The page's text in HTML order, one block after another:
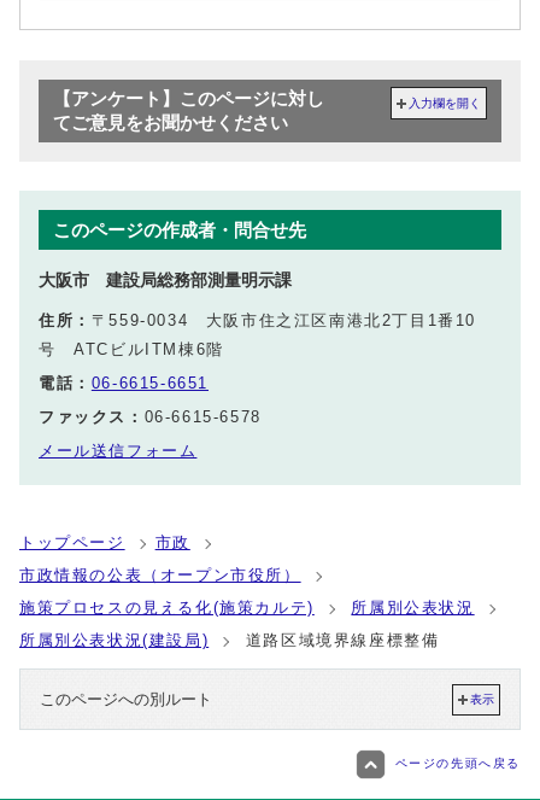
【アンケート】このページに対し
てご意見をお聞かせください
入力欄を開く
このページの作成者・問合せ先
大阪市 建設局総務部測量明示課
住所： 〒559-0034 大阪市住之江区南港北2丁目1番10
号 ATCビルITM棟6階
電話： 06-6615-6651
ファックス： 06-6615-6578
メール送信フォーム
トップページ
市政
市政情報の公表（オープン市役所）
施策プロセスの見える化(施策カルテ)
所属別公表状況
所属別公表状況(建設局)
道路区域境界線座標整備
このページへの別ルート 表示
ページの先頭へ戻る